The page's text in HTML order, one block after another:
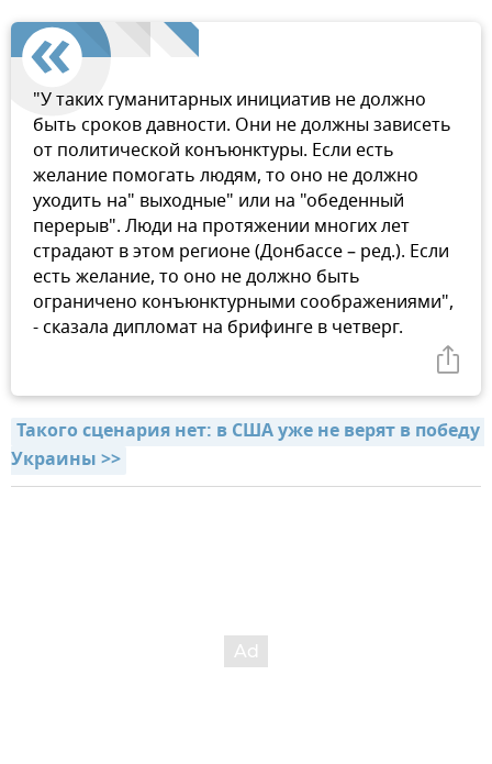
"У таких гуманитарных инициатив не должно
быть сроков давности. Они не должны зависеть
от политической конъюнктуры. Если есть
желание помогать людям, то оно не должно
уходить на" выходные" или на "обеденный
перерыв". Люди на протяжении многих лет
страдают в этом регионе (Донбассе – ред.). Если
есть желание, то оно не должно быть
ограничено конъюнктурными соображениями",
- сказала дипломат на брифинге в четверг.
Такого сценария нет: в США уже не верят в победу
Украины >>